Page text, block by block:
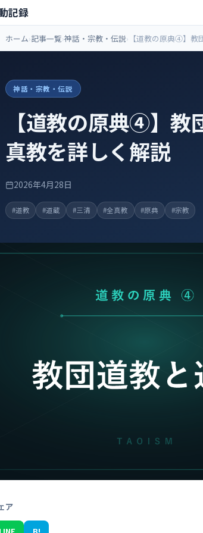
記録
ホーム 記事一覧 神話・宗教・伝説
【道教の原典④】教
― 張道陵・三清・全
神話・宗教・伝説
【道教の原典④】
真教を詳しく解説
2026年4月28日
#道教 #道蔵 #三清 #全真教 #原典 #宗教
ア